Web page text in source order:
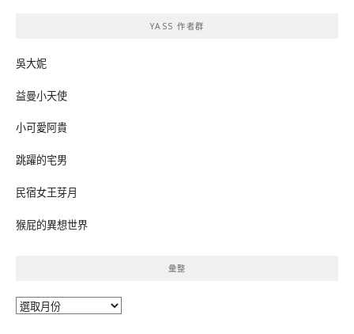
YASS 作者群
吳大妮
益曼小天使
小可愛阿貴
跳躍的宅男
民宿女王芽月
猴屁的異想世界
彙整
彙